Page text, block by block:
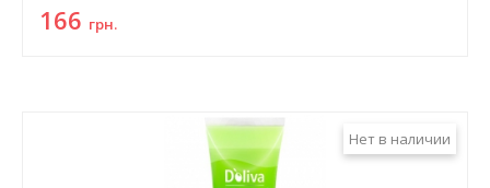
166 грн.
Нет в наличии